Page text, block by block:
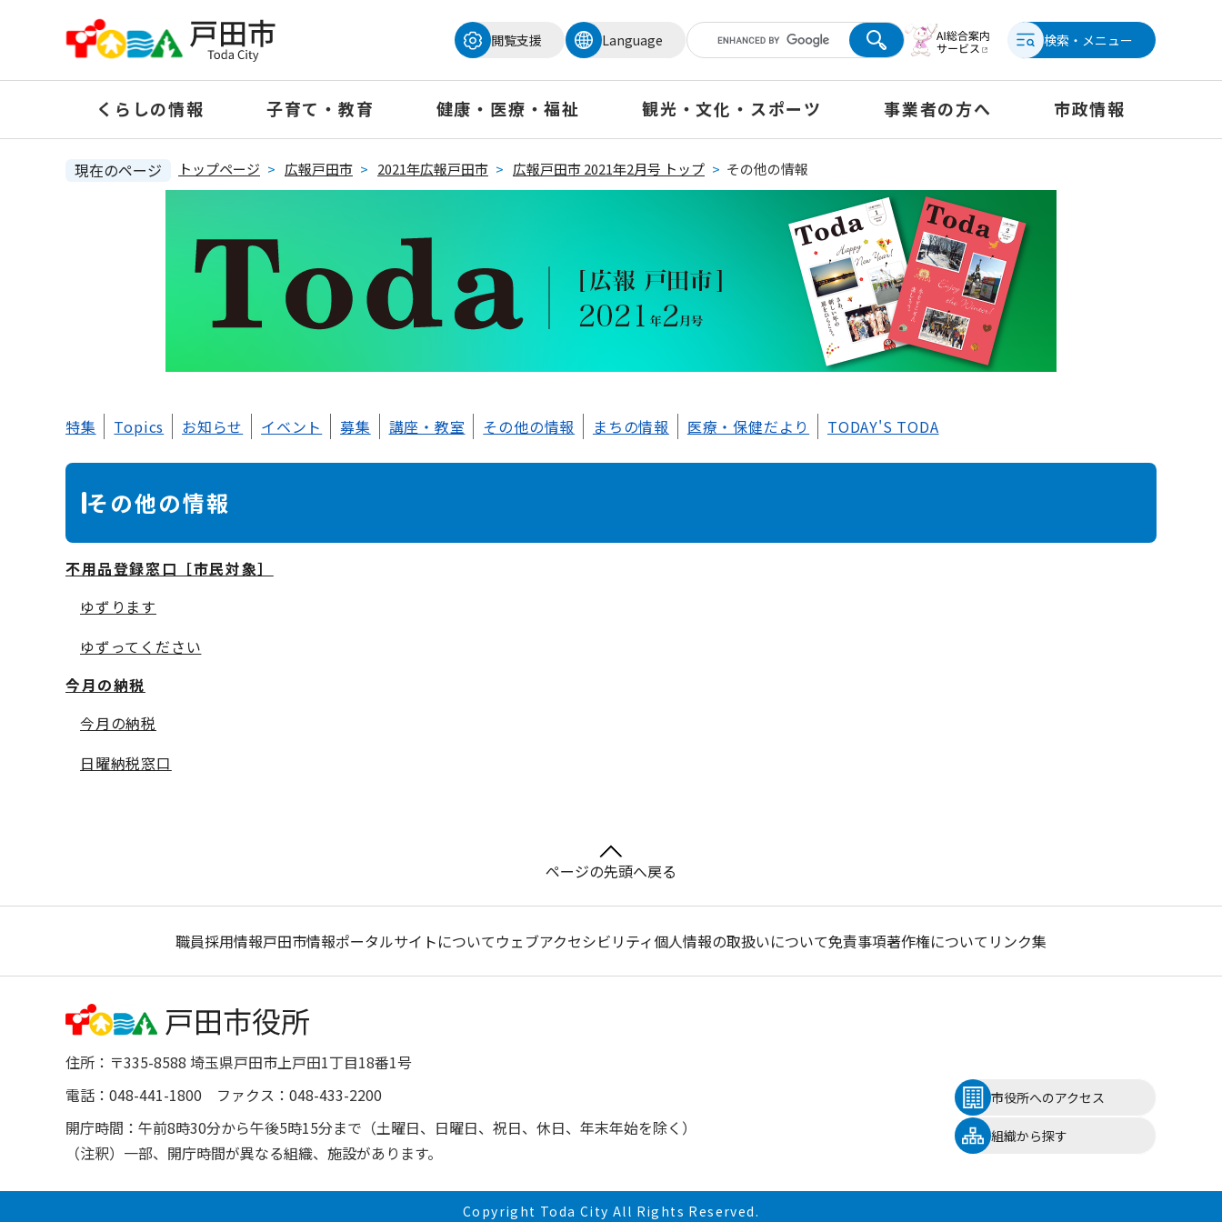
頭
閲覧支援
Language 検索・メニュー
くらしの情報 子育て・教育 健康・医療・福祉 観光・文化・スポーツ 事業者の方へ 市政情報
現在のページ トップページ > 広報戸田市 > 2021年広報戸田市 > 広報戸田市 2021年2月号 トップ > その他の情報
文特集 Topics お知らせ イベント 募集 講座・教室 その他の情報 まちの情報 医療・保健だより TODAY'S TODA
その他の情報
不用品登録窓口［市民対象］
ゆずります
ゆずってください
今月の納税
今月の納税
日曜納税窓口
ページの先頭へ戻る
職員採用情報戸田市情報ポータルサイトについてウェブアクセシビリティ個人情報の取扱いについて免責事項著作権について リンク集
住所：〒335-8588 埼玉県戸田市上戸田1丁目18番1号
電話：048-441-1800 ファクス：048-433-2200
開庁時間：午前8時30分から午後5時15分まで（土曜日、日曜日、祝日、休日、年末年始を除く）
（注釈）一部、開庁時間が異なる組織、施設があります。
市役所へのアクセス
組織から探す
Copyright Toda City All Rights Reserved.